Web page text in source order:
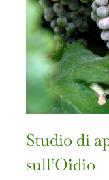
Studio di
sull’Oidio